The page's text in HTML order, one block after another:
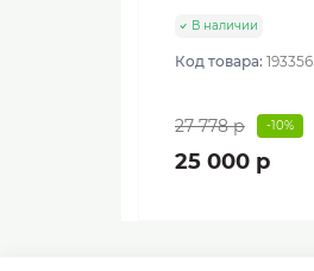
В наличии
Код товара: 193356
27 778 р -10%
25 000 р